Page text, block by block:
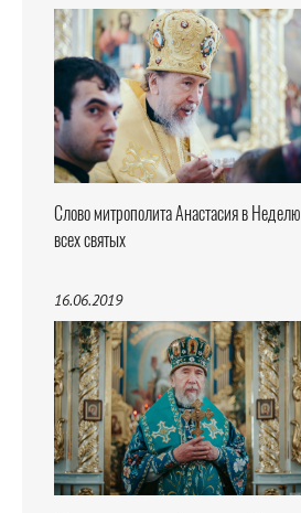
Слово митрополита Анастасия в Неделю
всех святых
16.06.2019